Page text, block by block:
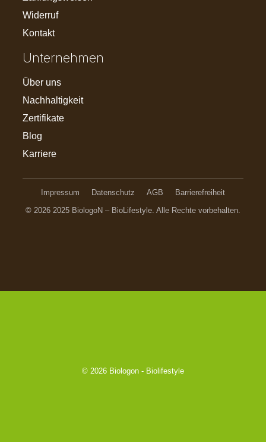
Widerruf
Kontakt
Unternehmen
Über uns
Nachhaltigkeit
Zertifikate
Blog
Karriere
Impressum Datenschutz AGB
Barrierefreiheit
© 2026 2025 BiologoN – BioLifestyle. Alle Rechte vorbehalten.
© 2026 Biologon - Biolifestyle